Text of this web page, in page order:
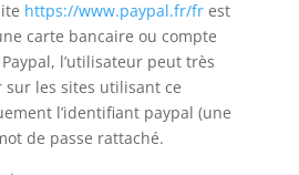
https://www.paypal.fr/frest
carte bancaire ou compte
l’utilisateur peut très
les sites utilisant ce
l’identifiant paypal (une
de passe rattaché.